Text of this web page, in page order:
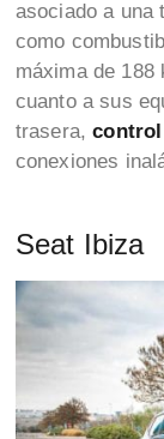
asociado a una
como
máxima de
cuanto a sus
trasera,
conexiones
Seat Ibiza